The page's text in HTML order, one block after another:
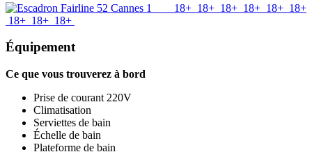
18+ 18+ 18+ 18+ 18+ 18+
18+ 18+ 18+
Équipement
Ce que vous trouverez à bord
Prise de courant 220V
Climatisation
Serviettes de bain
Échelle de bain
Plateforme de bain